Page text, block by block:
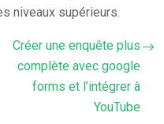
niveaux supérieurs.
Créer une enquête plus
complète avec google
forms et l’intégrer à
YouTube